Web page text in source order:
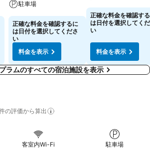
駐車場
正確な料金を確認するに
は日付を選択してくださ
い
料金を表示
正確な料金を確認す
は日付を選択してく
い
料金を表示
ラムのすべての宿泊施設を表示
の評価から算出
客室内Wi-Fi 駐車場